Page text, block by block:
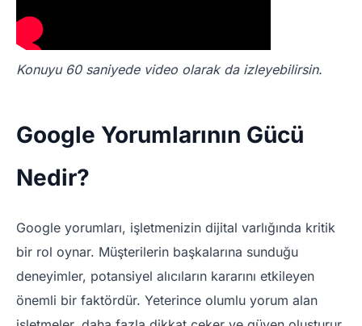
Konuyu 60 saniyede video olarak da izleyebilirsin.
Google Yorumlarının Gücü
Nedir?
Google yorumları, işletmenizin dijital varlığında kritik
bir rol oynar. Müşterilerin başkalarına sunduğu
deneyimler, potansiyel alıcıların kararını etkileyen
önemli bir faktördür. Yeterince olumlu yorum alan